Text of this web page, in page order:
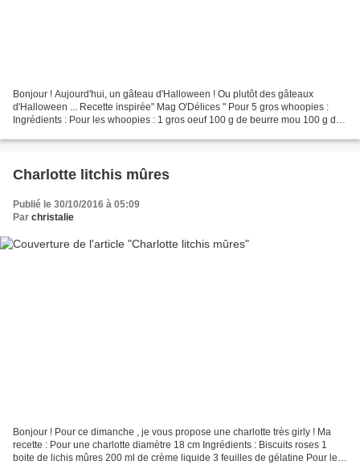
Bonjour ! Aujourd'hui, un gâteau d'Halloween ! Ou plutôt des gâteaux
d'Halloween ... Recette inspirée" Mag O'Délices " Pour 5 gros whoopies :
Ingrédients : Pour les whoopies : 1 gros oeuf 100 g de beurre mou 100 g de
Charlotte litchis mûres
Publié le 30/10/2016 à 05:09
Par christalie
Bonjour ! Pour ce dimanche , je vous propose une charlotte très girly ! Ma
recette : Pour une charlotte diamètre 18 cm Ingrédients : Biscuits roses 1
boite de lichis mûres 200 ml de crème liquide 3 feuilles de gélatine Pour le